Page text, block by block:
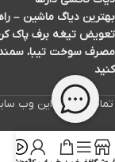
بهترین دیاگ ماشین –
تعویض تیغه برف پاک کن ماشین پراید،
مصرف سوخت تیبا، سمند،
کنید
تمامی حقوق این وب